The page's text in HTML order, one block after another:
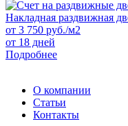
Накладная раздвижная
от 3 750 руб./м2
от 18 дней
Подробнее
О компании
Статьи
Контакты